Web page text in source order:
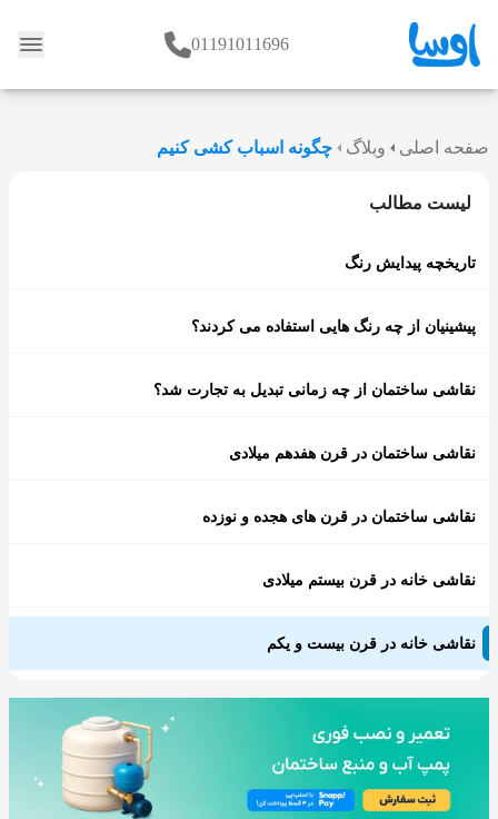
وبلاگ 01191011696
صفحه اصلی وبلاگ چگونه اسباب کشی کنیم
لیست مطالب
تاریخچه پیدایش رنگ
پیشینیان از چه رنگ هایی استفاده می کردند؟
نقاشی ساختمان از چه زمانی تبدیل به تجارت شد؟
نقاشی ساختمان در قرن هفدهم میلادی
نقاشی ساختمان در قرن های هجده و نوزده
نقاشی خانه در قرن بیستم میلادی
نقاشی خانه در قرن بیست و یکم